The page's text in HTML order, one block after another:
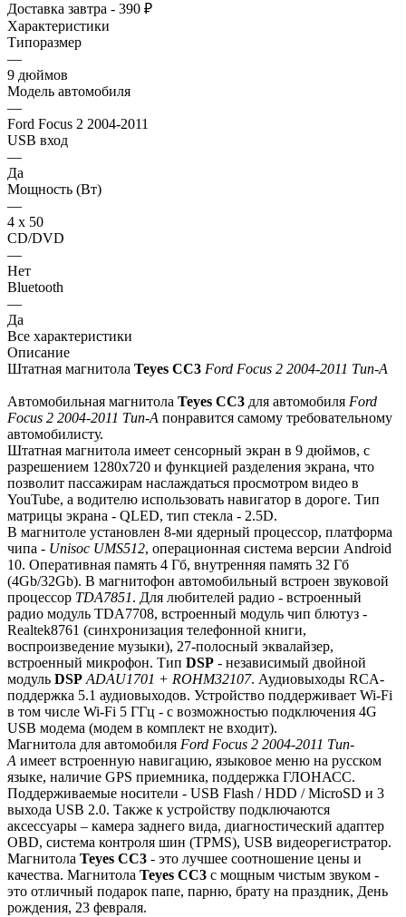
Доставка завтра - 390 ₽
Характеристики
Типоразмер
—
9 дюймов
Модель автомобиля
—
Ford Focus 2 2004-2011
USB вход
—
Да
Мощность (Вт)
—
4 х 50
CD/DVD
—
Нет
Bluetooth
—
Да
Все характеристики
Описание
Штатная магнитола Teyes СС3 Ford Focus 2 2004-2011 Тип-A
Автомобильная магнитола Teyes СС3 для автомобиля Ford
Focus 2 2004-2011 Тип-A понравится самому требовательному
автомобилисту.
Штатная магнитола имеет сенсорный экран в 9 дюймов, с
разрешением 1280х720 и функцией разделения экрана, что
позволит пассажирам наслаждаться просмотром видео в
YouTube, а водителю использовать навигатор в дороге. Тип
матрицы экрана - QLED, тип стекла - 2.5D.
В магнитоле установлен 8-ми ядерный процессор, платформа
чипа - Unisoc UMS512, операционная система версии Android
10. Оперативная память 4 Гб, внутренняя память 32 Гб
(4Gb/32Gb). В магнитофон автомобильный встроен звуковой
процессор TDA7851. Для любителей радио - встроенный
радио модуль TDA7708, встроенный модуль чип блютуз -
Realtek8761 (синхронизация телефонной книги,
воспроизведение музыки), 27-полосный эквалайзер,
встроенный микрофон. Тип DSP - независимый двойной
модуль DSP ADAU1701 + ROHM32107. Аудиовыходы RCA-
поддержка 5.1 аудиовыходов. Устройство поддерживает Wi-Fi
в том числе Wi-Fi 5 ГГц - с возможностью подключения 4G
USB модема (модем в комплект не входит).
Магнитола для автомобиля Ford Focus 2 2004-2011 Тип-
A имеет встроенную навигацию, языковое меню на русском
языке, наличие GPS приемника, поддержка ГЛОНАСС.
Поддерживаемые носители - USB Flash / HDD / MicroSD и 3
выхода USB 2.0. Также к устройству подключаются
аксессуары – камера заднего вида, диагностический адаптер
OBD, система контроля шин (TPMS), USB видеорегистратор.
Магнитола Teyes СС3 - это лучшее соотношение цены и
качества. Магнитола Teyes CC3 с мощным чистым звуком -
это отличный подарок папе, парню, брату на праздник, День
рождения, 23 февраля.